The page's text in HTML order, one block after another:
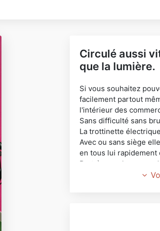
Circulé aussi
que la lumière.
Si vous souhaitez
facilement partout
l'intérieur des
Sans difficulté sans
La trottinette
Avec ou sans siège
en tous lui rapidement
De très nombreux
simple au plus élaboré.